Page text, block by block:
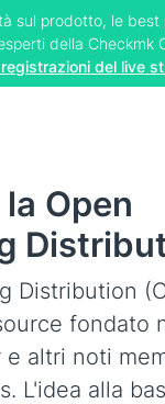
sul prodotto, le best
della Checkmk
del live
Open
Distribution
fondato
e altri noti
L'idea alla